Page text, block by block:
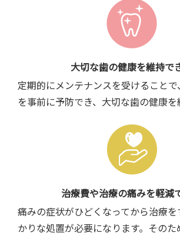
大切な歯の健康を維持で
定期的にメンテナンスを受けること
を事前に予防でき、大切な歯の健康を
治療費や治療の痛みを軽減
痛みの症状がひどくなってから治療
かりな処置が必要になります。その